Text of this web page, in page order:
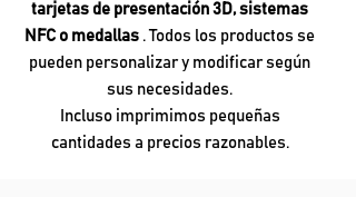
tarjetas de presentación 3D, sistemas
NFC o medallas . Todos los productos se
pueden personalizar y modificar según
sus necesidades.
Incluso imprimimos pequeñas
cantidades a precios razonables.